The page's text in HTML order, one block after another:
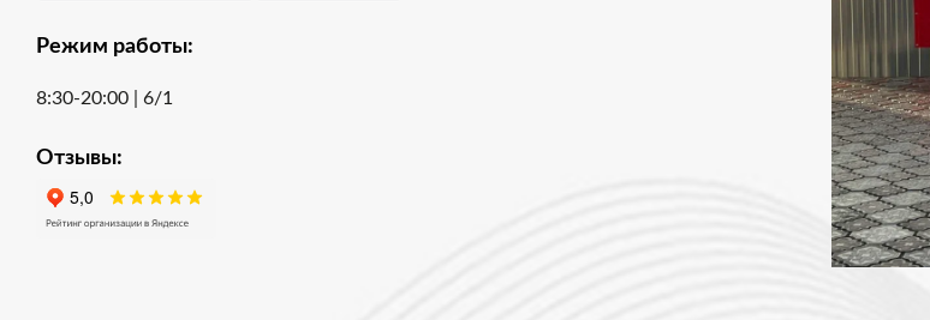
Режим работы:
8:30-20:00 | 6/1
Отзывы: